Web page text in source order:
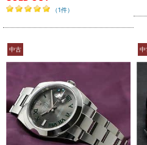
（1件）
中古 中